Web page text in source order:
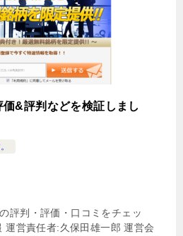
&評判などを検証しまし
評判・評価・口コミをチェッ
運営責任者:久保田雄一郎 運営会